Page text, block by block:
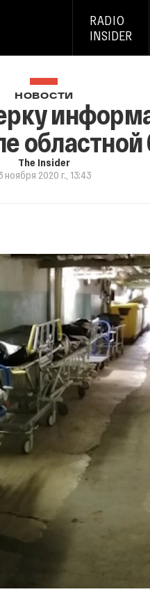
RADIO
INSIDER
НОВОСТИ
The Insider
ноября 2020 г., 13:43